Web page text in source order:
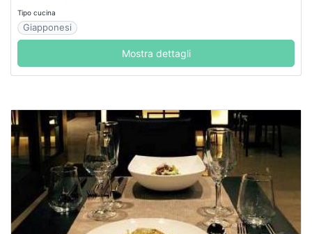
Tipo cucina
Giapponesi
Mostra dettagli